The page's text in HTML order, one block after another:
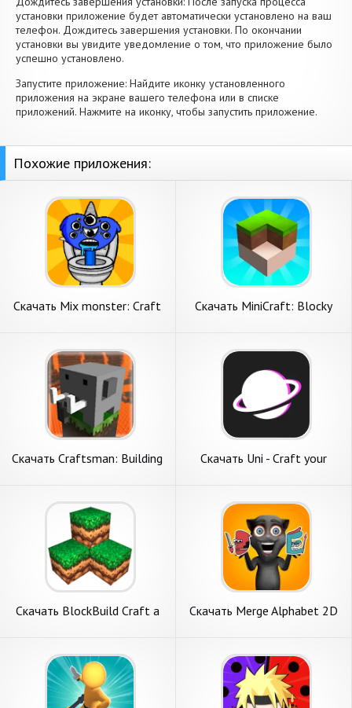
установки приложение будет автоматически установлено на ваш
телефон. Дождитесь завершения установки. По окончании
установки вы увидите уведомление о том, что приложение было
успешно установлено.
Запустите приложение: Найдите иконку установленного
приложения на экране вашего телефона или в списке
приложений. Нажмите на иконку, чтобы запустить приложение.
Похожие приложения:
Скачать Mix monster: Craft
Скачать MiniCraft: Blocky
Андроид
Скачать Craftsman: Building
Скачать Uni - Craft your
Скачать BlockBuild Craft a
Скачать Merge Alphabet 2D
на Андроид